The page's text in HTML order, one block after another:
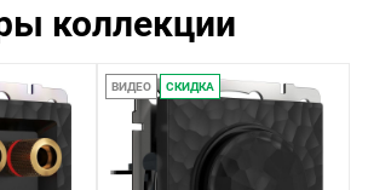
коллекции
ВИДЕО СКИДКА